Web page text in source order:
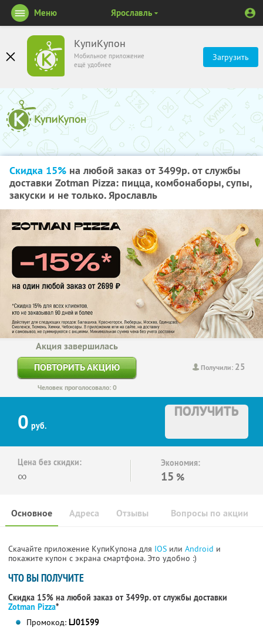
КупиКупон
Мобильное приложение
ещё удобнее
Загрузить
Меню Ярославль
Скидка 15% на любой заказ от 3499р. от службы
доставки Zotman Pizza: пицца, комбонаборы, супы,
закуски и не только. Ярославль
Получили: 25
Акция завершилась
ПОВТОРИТЬ АКЦИЮ
Человек проголосовало: 0
0 руб.
ПОЛУЧИТЬ
Цена без скидки:
∞
Экономия:
15 %
Основное Отзывы Вопросы по акции
Адреса
Скачайте приложение КупиКупона для IOS или Android и
покажите купон с экрана смартфона. Это удобно :)
ЧТО ВЫ ПОЛУЧИТЕ
Скидка 15% на любой заказ от 3499р. от службы доставки
Zotman Pizza*
Промокод: LJ01599